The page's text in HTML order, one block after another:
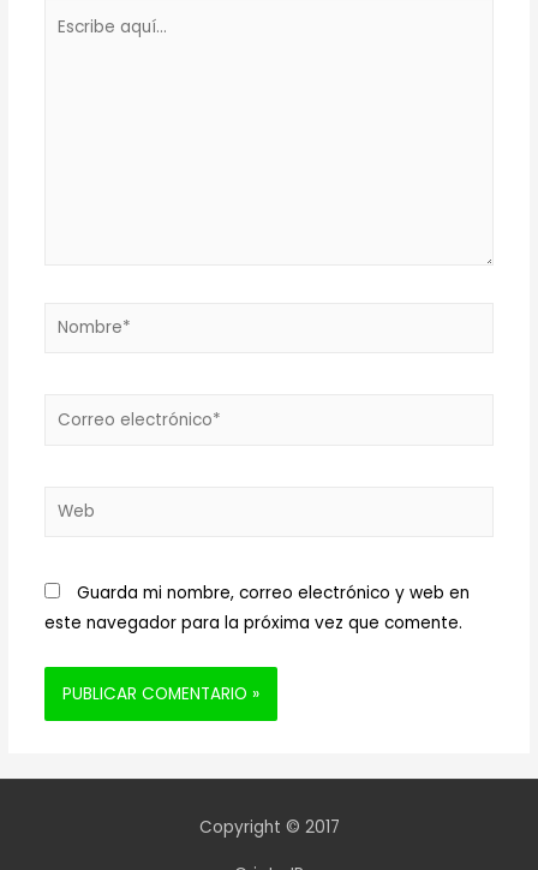
Nombre*
Correo
Web
Guarda mi nombre, correo electrónico y web en
este navegador para la próxima vez que comente.
Copyright © 2017